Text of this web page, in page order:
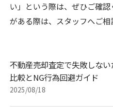
い」という際は、ぜひご確
がある際は、スタッフへご相
不動産売却査定で失敗しな
比較とNG行為回避ガイド
2025/08/18